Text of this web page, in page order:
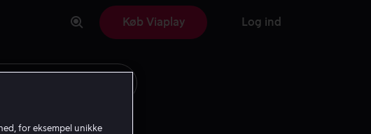
Køb Viaplay Log ind
for eksempel unikke